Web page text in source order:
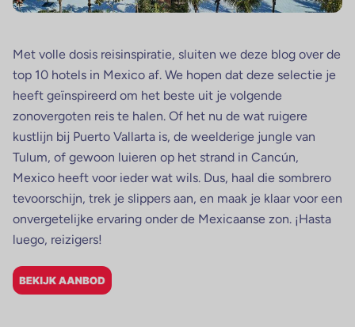
Met volle dosis reisinspiratie, sluiten we deze blog over de
top 10 hotels in Mexico af. We hopen dat deze selectie je
heeft geïnspireerd om het beste uit je volgende
zonovergoten reis te halen. Of het nu de wat ruigere
kustlijn bij Puerto Vallarta is, de weelderige jungle van
Tulum, of gewoon luieren op het strand in Cancún,
Mexico heeft voor ieder wat wils. Dus, haal die sombrero
tevoorschijn, trek je slippers aan, en maak je klaar voor een
onvergetelijke ervaring onder de Mexicaanse zon. ¡Hasta
luego, reizigers!